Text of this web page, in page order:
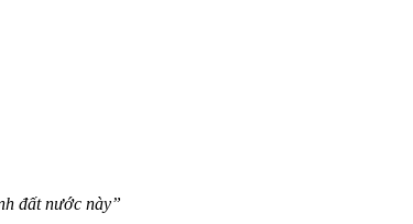
đất nước này”